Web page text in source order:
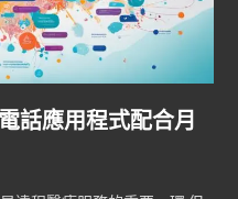
話應用程式配合月